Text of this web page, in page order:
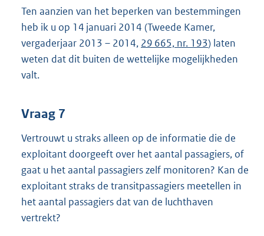
Ten aanzien van het beperken van bestemmingen
heb ik u op 14 januari 2014 (Tweede Kamer,
vergaderjaar 2013 – 2014, 29 665, nr. 193) laten
weten dat dit buiten de wettelijke mogelijkheden
valt.
Vraag 7
Vertrouwt u straks alleen op de informatie die de
exploitant doorgeeft over het aantal passagiers, of
gaat u het aantal passagiers zelf monitoren? Kan de
exploitant straks de transitpassagiers meetellen in
het aantal passagiers dat van de luchthaven
vertrekt?